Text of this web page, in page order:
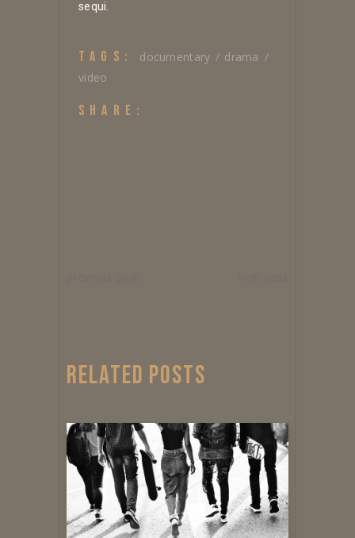
sequi.
TAGS: documentary
drama
video
SHARE:
RELATED POSTS